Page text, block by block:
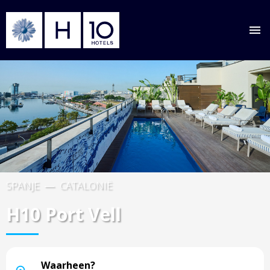
naar
hoofdinhoud
Afbeelding
SPANJE CATALONIË
H10 Port Vell
Mallorca, Spanje
Waarheen?